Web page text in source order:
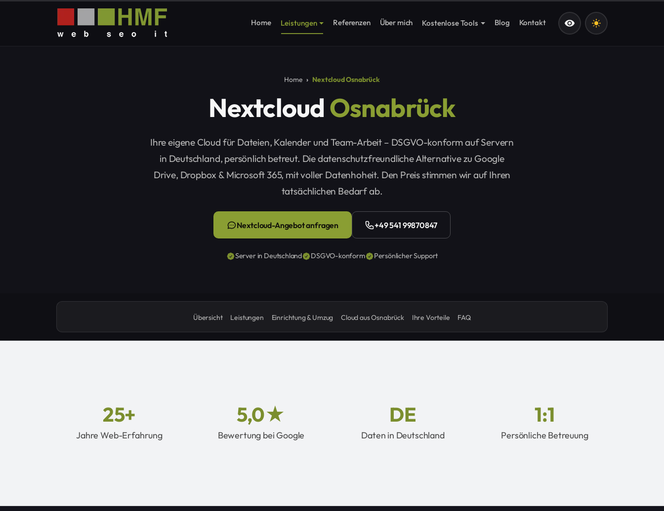
Home Leistungen Referenzen Über mich Kostenlose Tools Blog Kontakt
Home Nextcloud Osnabrück
NextcloudOsnabrück
Ihre eigene Cloud für Dateien, Kalender und Team-Arbeit – DSGVO-konform auf Servern
in Deutschland, persönlich betreut. Die datenschutzfreundliche Alternative zu Google
Drive, Dropbox & Microsoft 365, mit voller Datenhoheit. Den Preis stimmen wir auf Ihren
tatsächlichen Bedarf ab.
Nextcloud-Angebot anfragen +49 541 99870847
Server in Deutschland DSGVO-konform Persönlicher Support
Übersicht Leistungen Einrichtung & Umzug Cloud aus Osnabrück Ihre Vorteile FAQ
25+
Jahre Web-Erfahrung
5,0★
Bewertung bei Google
DE
Daten in Deutschland
1:1
Persönliche Betreuung